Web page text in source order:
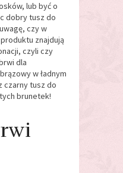
lub być o
dobry tusz do
czy w
znajdują
czyli czy
dla
w ładnym
czarny tusz do
brunetek!